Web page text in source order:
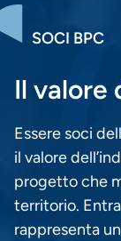
SOCI BPC
Il valore
Essere soci
il valore
progetto che
territorio.
rappresenta